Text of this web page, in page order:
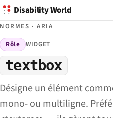
Disability World
NORMES ·ARIA
Rôle WIDGET
textbox
Désigne un élément
mono- ou multiligne.